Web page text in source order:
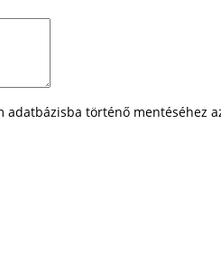
adatbázisba történő mentéséhez